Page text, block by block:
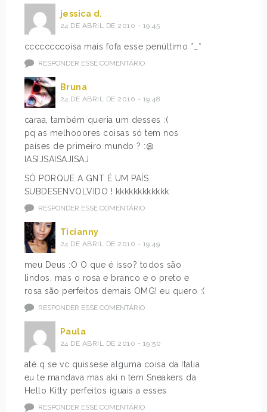
jessica d.
24 DE ABRIL DE 2010 - 19:45
ccccccccoisa mais fofa esse penúltimo *_*
RESPONDER ESSE COMENTÁRIO
Bruna
24 DE ABRIL DE 2010 - 19:48
caraa, também queria um desses :(
pq as melhooores coisas só tem nos
países de primeiro mundo ? :@
IASIJSAISAJISAJ
SÓ PORQUE A GNT É UM PAÍS
SUBDESENVOLVIDO ! kkkkkkkkkkkk
RESPONDER ESSE COMENTÁRIO
Ticianny
24 DE ABRIL DE 2010 - 19:49
meu Deus :O O que é isso? todos são
lindos, mas o rosa e branco e o preto e
rosa são perfeitos demais OMG! eu quero :(
RESPONDER ESSE COMENTÁRIO
Paula
24 DE ABRIL DE 2010 - 19:50
até q se vc quissese alguma coisa da Italia
eu te mandava mas aki n tem Sneakers da
Hello Kitty perfeitos iguais a esses
RESPONDER ESSE COMENTÁRIO